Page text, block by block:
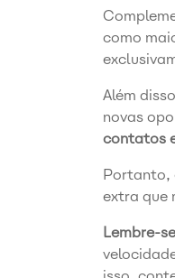
como
Além
novas
contatos
Portanto,
extra que
Lembre-se